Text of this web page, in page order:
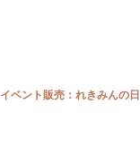
イベント販売：れきみんの日